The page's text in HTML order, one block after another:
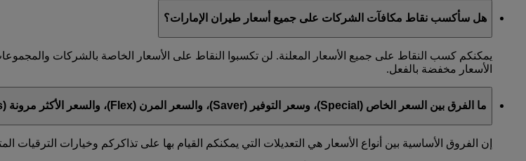
هل سأكسب نقاط مكافآت الشركات على جميع أسعار طيران الإمارات؟
يمكنكم كسب النقاط على جميع الأسعار المعلنة. لن تكسبوا النقاط على الأسعار الخاصة بالشركات
الأسعار مخفضة بالفعل.
ما الفرق بين السعر الخاص (Special)، وسعر التوفير (Saver)، والسعر المرن (Flex)، والسعر الأكثر مرونة (Flex Plus)؟
إن الفروق الأساسية بين أنواع الأسعار هي التعديلات التي يمكنكم القيام بها على تذاكركم وخيارات الترقيات